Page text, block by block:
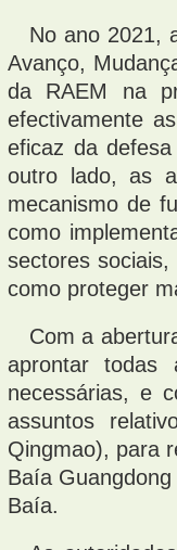
No ano 2021,
Avanço,
da RAEM na
efectivamente
eficaz da
outro lado, as
mecanismo de
como
sectores
como proteger
Com a
aprontar todas
necessárias, e
assuntos
Qingmao), para
Baía
Baía.